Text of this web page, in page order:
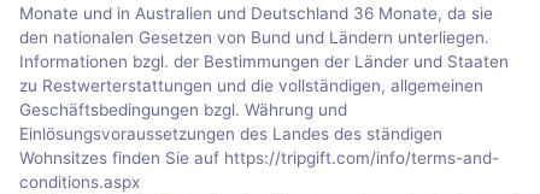
Monate und in Australien und Deutschland 36 Monate, da sie
den nationalen Gesetzen von Bund und Ländern unterliegen.
Informationen bzgl. der Bestimmungen der Länder und Staaten
zu Restwerterstattungen und die vollständigen, allgemeinen
Geschäftsbedingungen bzgl. Währung und
Einlösungsvoraussetzungen des Landes des ständigen
Wohnsitzes finden Sie auf https://tripgift.com/info/terms-and-
conditions.aspx